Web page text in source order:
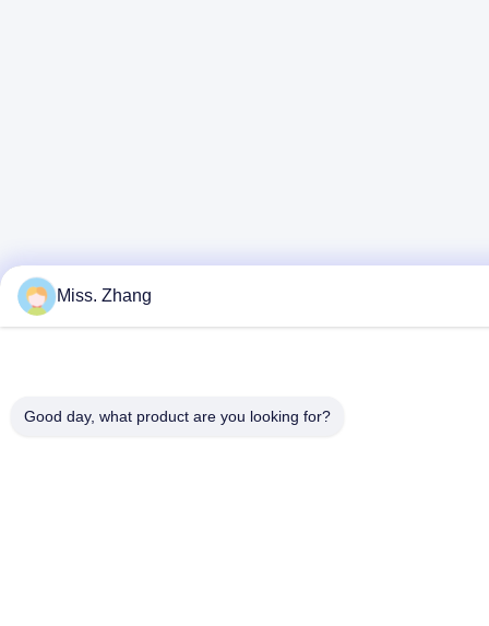
Miss. Zhang
Good day, what product are you looking for?